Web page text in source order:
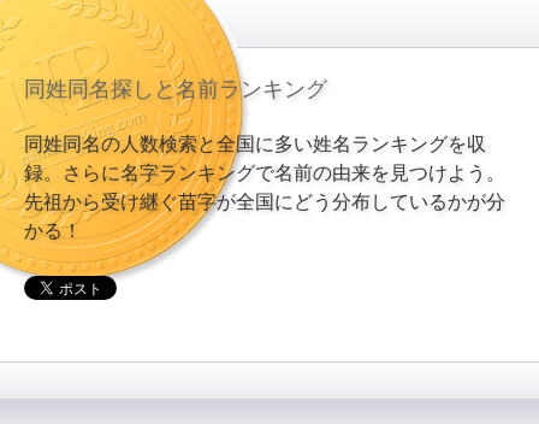
同姓同名探しと名前ランキング
同姓同名の人数検索と全国に多い姓名ランキングを収
録。さらに名字ランキングで名前の由来を見つけよう。
先祖から受け継ぐ苗字が全国にどう分布しているかが分
かる！